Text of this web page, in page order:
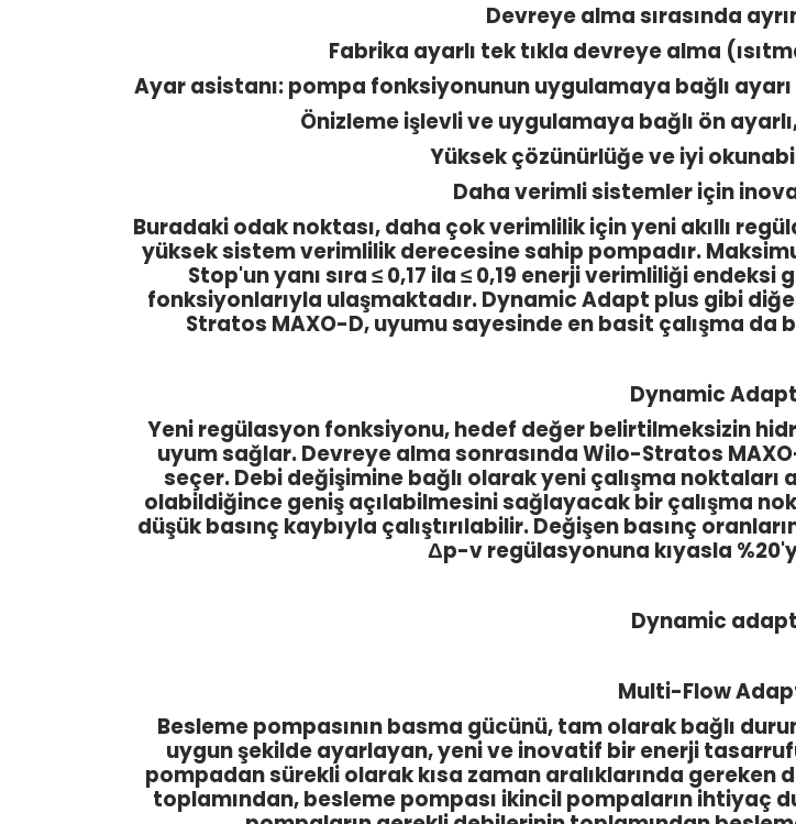
Devreye alma sırasında
Fabrika ayarlı tek tıkla devreye alma
Ayar asistanı: pompa fonksiyonunun uygulamaya bağlı
Önizleme işlevli ve uygulamaya bağlı ön
Yüksek çözünürlüğe ve iyi
Daha verimli sistemler için
Buradaki odak noktası, daha çok verimlilik için yeni akıllı
yüksek sistem verimlilik derecesine sahip pompadır.
Stop'un yanı sıra ≤ 0,17 ila ≤ 0,19 enerji verimliliği
fonksiyonlarıyla ulaşmaktadır. Dynamic Adapt plus gibi
Stratos MAXO-D, uyumu sayesinde en basit çalışma
Dynamic
Yeni regülasyon fonksiyonu, hedef değer belirtilmeksizin
uyum sağlar. Devreye alma sonrasında Wilo-Stratos
seçer. Debi değişimine bağlı olarak yeni çalışma
olabildiğince geniş açılabilmesini sağlayacak bir çalışma
düşük basınç kaybıyla çalıştırılabilir. Değişen basınç
Δp-v regülasyonuna kıyasla
Dynamic
Multi-Flow
Besleme pompasının basma gücünü, tam olarak bağlı
uygun şekilde ayarlayan, yeni ve inovatif bir enerji
pompadan sürekli olarak kısa zaman aralıklarında gereken
toplamından, besleme pompası ikincil pompaların ihtiyaç